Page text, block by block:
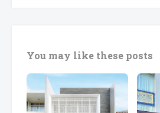
You may like these posts